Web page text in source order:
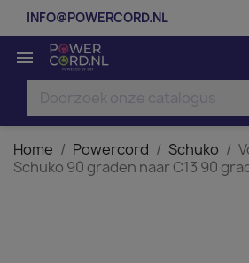
INFO@POWERCORD.NL

Home Powercord Schuko
Schuko 90 graden naar C13 90